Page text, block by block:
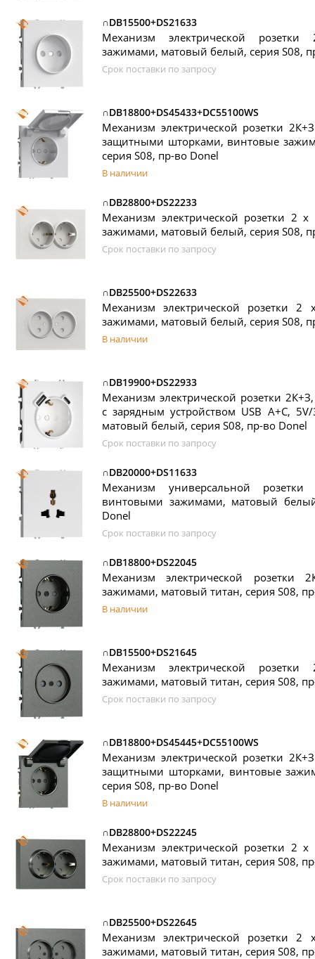
∩DB15500+DS21633
Механизм электрической
зажимами, матовый белый, серия S08,
Срок поставки по запросу
∩DB18800+DS45433+DC55100WS
Механизм электрической розетки
защитными шторками, винтовые
серия S08, пр-во Donel
В наличии
∩DB28800+DS22233
Механизм электрической розетки 2
зажимами, матовый белый, серия S08,
Срок поставки по запросу
∩DB25500+DS22633
Механизм электрической розетки
зажимами, матовый белый, серия S08,
В наличии
∩DB19900+DS22933
Механизм электрической розетки
с зарядным устройством USB A+C,
матовый белый, серия S08, пр-во Donel
Срок поставки по запросу
∩DB20000+DS11633
Механизм универсальной розетки
винтовыми зажимами, матовый
Donel
Срок поставки по запросу
∩DB18800+DS22045
Механизм электрической розетки
зажимами, матовый титан, серия S08,
В наличии
∩DB15500+DS21645
Механизм электрической
зажимами, матовый титан, серия S08,
Срок поставки по запросу
∩DB18800+DS45445+DC55100WS
Механизм электрической розетки
защитными шторками, винтовые
серия S08, пр-во Donel
В наличии
∩DB28800+DS22245
Механизм электрической розетки 2
зажимами, матовый титан, серия S08,
Срок поставки по запросу
∩DB25500+DS22645
Механизм электрической розетки
зажимами, матовый титан, серия S08,